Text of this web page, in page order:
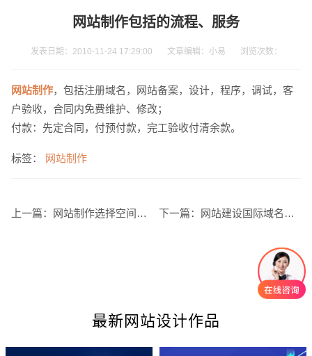
网站制作包括的流程、服务
发表日期：2010-11-24 17:29:00 文章编辑：小易 浏览次数：
网站制作，包括注册域名，网站备案，设计，程序，调试，客
户验收，合同内免费维护、修改；
付款：先定合同，付预付款，完工验收付清余款。
标签： 网站制作
上一篇： 网站制作选择空间时应考虑哪些因素？ 下一篇： 网站建设国际域名注册要求
最新网站设计作品
电话
创意品牌型网站 · 标准企业官网建设 · 外贸网